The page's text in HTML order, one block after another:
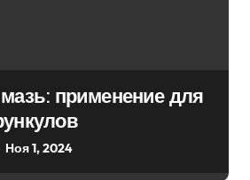
применение для
Ноя 1, 2024